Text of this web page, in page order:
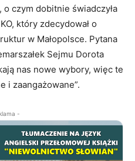
czym dobitnie świadczyła
który zdecydował o
w Małopolsce. Pytana
Sejmu Dorota
nas nowe wybory, więc te
i zaangażowane”.
-